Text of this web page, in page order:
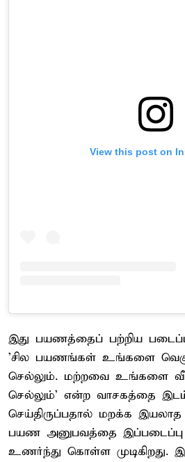
View this post on
இது பயணத்தைப் பற்றிய
'சில பயணங்கள் உங்களை
செல்லும். மற்றவை உங்களை
செல்லும்' என்ற வாசகத்தை
செய்திருப்பதால் மறக்க இயலாத
பயண அனுபவத்தை இப்படைப்பு
உணர்ந்து கொள்ள முடிகிறது.